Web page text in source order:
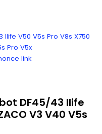
V50 V5s Pro V8s X750
Pro V5x
link
DF45/43 Ilife
V3 V40 V5s